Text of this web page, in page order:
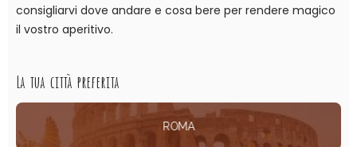
consigliarvi dove andare e cosa bere per rendere magico
il vostro aperitivo.
La tua città preferita
ROMA